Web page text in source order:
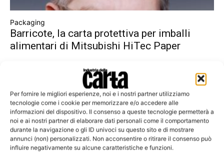
Per fornire le migliori esperienze, noi e i nostri partner utilizziamo
tecnologie come i cookie per memorizzare e/o accedere alle
informazioni del dispositivo. Il consenso a queste tecnologie permetterà a
noi e ai nostri partner di elaborare dati personali come il comportamento
durante la navigazione o gli ID univoci su questo sito e di mostrare
annunci (non) personalizzati. Non acconsentire o ritirare il consenso può
influire negativamente su alcune caratteristiche e funzioni.
Packaging
Barricote, la carta protettiva per imballi
alimentari di Mitsubishi HiTec Paper
Leggi la rivista